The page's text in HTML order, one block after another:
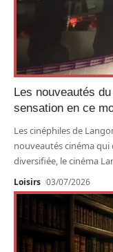
Les nouveautés
sensation en ce
Les cinéphiles de
nouveautés cinéma qui
diversifiée, le cinéma
Loisirs 03/07/2026